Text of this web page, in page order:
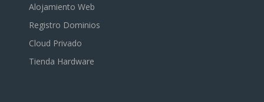
Alojamiento Web
Registro Dominios
Cloud Privado
Tienda Hardware